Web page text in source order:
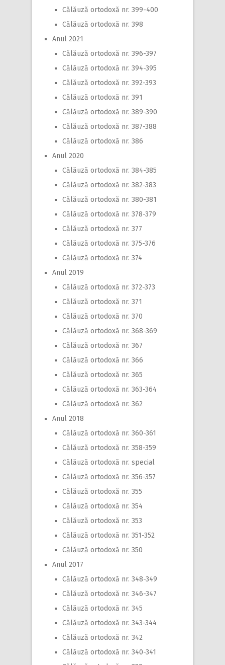
Călăuză ortodoxă nr. 399-400
Călăuză ortodoxă nr. 398
Anul 2021
Călăuză ortodoxă nr. 396-397
Călăuză ortodoxă nr. 394-395
Călăuză ortodoxă nr. 392-393
Călăuză ortodoxă nr. 391
Călăuză ortodoxă nr. 389-390
Călăuză ortodoxă nr. 387-388
Călăuză ortodoxă nr. 386
Anul 2020
Călăuză ortodoxă nr. 384-385
Călăuză ortodoxă nr. 382-383
Călăuză ortodoxă nr. 380-381
Călăuză ortodoxă nr. 378-379
Călăuză ortodoxă nr. 377
Călăuză ortodoxă nr. 375-376
Călăuză ortodoxă nr. 374
Anul 2019
Călăuză ortodoxă nr. 372-373
Călăuză ortodoxă nr. 371
Călăuză ortodoxă nr. 370
Călăuză ortodoxă nr. 368-369
Călăuză ortodoxă nr. 367
Călăuză ortodoxă nr. 366
Călăuză ortodoxă nr. 365
Călăuză ortodoxă nr. 363-364
Călăuză ortodoxă nr. 362
Anul 2018
Călăuză ortodoxă nr. 360-361
Călăuză ortodoxă nr. 358-359
Călăuză ortodoxă nr. special
Călăuză ortodoxă nr. 356-357
Călăuză ortodoxă nr. 355
Călăuză ortodoxă nr. 354
Călăuză ortodoxă nr. 353
Călăuză ortodoxă nr. 351-352
Călăuză ortodoxă nr. 350
Anul 2017
Călăuză ortodoxă nr. 348-349
Călăuză ortodoxă nr. 346-347
Călăuză ortodoxă nr. 345
Călăuză ortodoxă nr. 343-344
Călăuză ortodoxă nr. 342
Călăuză ortodoxă nr. 340-341